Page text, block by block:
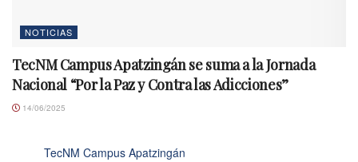
NOTICIAS
TecNM Campus Apatzingán se suma a la Jornada
Nacional “Por la Paz y Contra las Adicciones”
14/06/2025
TecNM Campus Apatzingán